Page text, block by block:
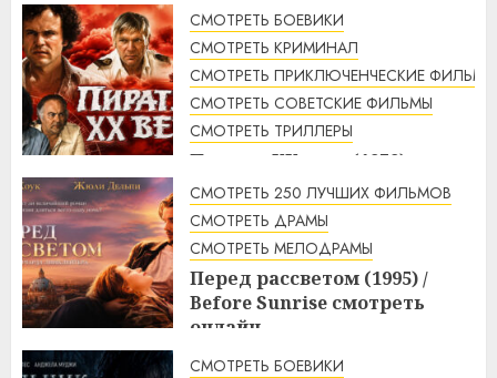
СМОТРЕТЬ ТРИЛЛЕРЫ
Свой среди чужих, чужой
среди своих (1974 г.)
смотреть онлайн
4:33 10.08.2026
СМОТРЕТЬ БОЕВИКИ
СМОТРЕТЬ КРИМИНАЛ
СМОТРЕТЬ ПРИКЛЮЧЕНЧЕСКИЕ ФИЛЬМЫ
СМОТРЕТЬ СОВЕТСКИЕ ФИЛЬМЫ
СМОТРЕТЬ ТРИЛЛЕРЫ
Пираты ХХ века (1979)
смотреть онлайн
3:23 10.08.2026
СМОТРЕТЬ 250 ЛУЧШИХ ФИЛЬМОВ
СМОТРЕТЬ ДРАМЫ
СМОТРЕТЬ МЕЛОДРАМЫ
Перед рассветом (1995) /
Before Sunrise смотреть
онлайн
3:10 10.08.2026
СМОТРЕТЬ БОЕВИКИ